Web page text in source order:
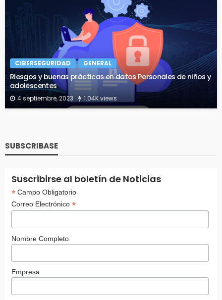
CIBERSEGURIDAD GENERAL
Riesgos y buenas prácticas en datos Personales de niños y
adolescentes
4 septiembre, 2023 1.04K views
SUBSCRIBASE
Suscribirse al boletín de Noticias
*Campo Obligatorio
Correo Electrónico *
Nombre Completo
Empresa